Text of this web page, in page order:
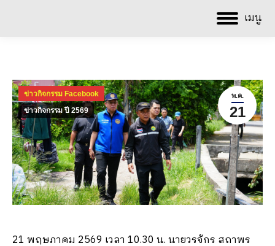
เมนู
พ.ค.
21
ข่าวกิจกรรม Facebook
ข่าวกิจกรรม ปี 2569
21 พฤษภาคม 2569 เวลา 10.30 น. นายวรจักร สถาพร